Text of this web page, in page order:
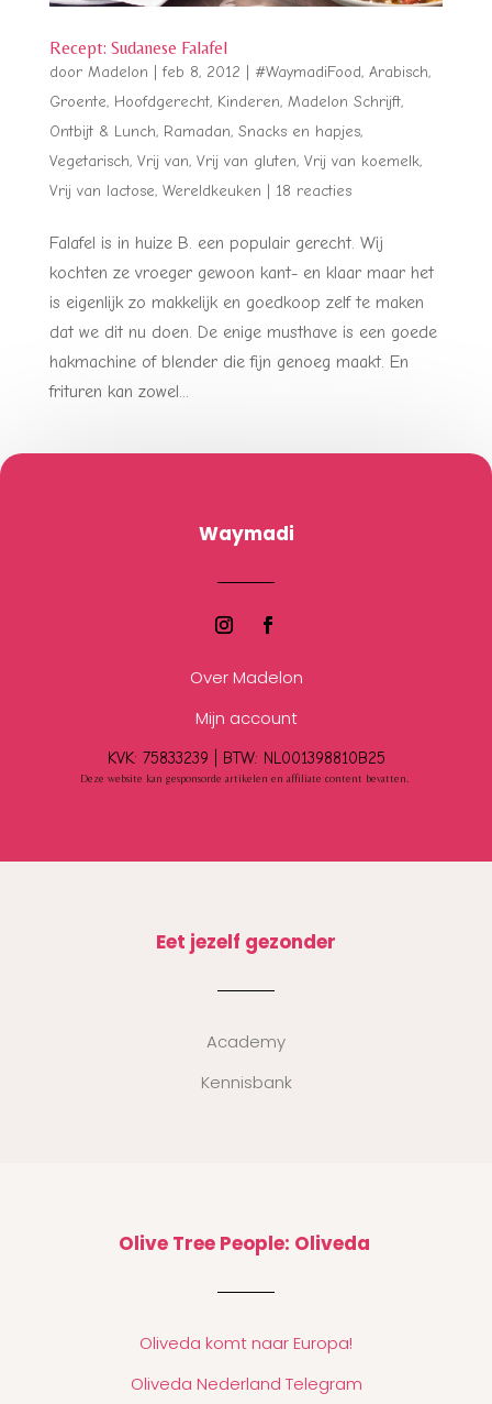
Recept: Sudanese Falafel
door Madelon |feb 8, 2012 #WaymadiFood, Arabisch,
Groente, Hoofdgerecht, Kinderen, Madelon Schrijft,
Ontbijt & Lunch, Ramadan, Snacks en hapjes,
Vegetarisch, Vrij van, Vrij van gluten, Vrij van koemelk,
Vrij van lactose, Wereldkeuken 18 reacties
Falafel is in huize B. een populair gerecht. Wij
kochten ze vroeger gewoon kant- en klaar maar het
is eigenlijk zo makkelijk en goedkoop zelf te maken
dat we dit nu doen. De enige musthave is een goede
hakmachine of blender die fijn genoeg maakt. En
frituren kan zowel...
Waymadi
Over Madelon
Mijn account
KVK: 75833239 | BTW: NL001398810B25
Deze website kan gesponsorde artikelen en affiliate content bevatten.
Eet jezelf gezonder
Academy
Kennisbank
Olive Tree People: Oliveda
Oliveda komt naar Europa!
Oliveda Nederland Telegram